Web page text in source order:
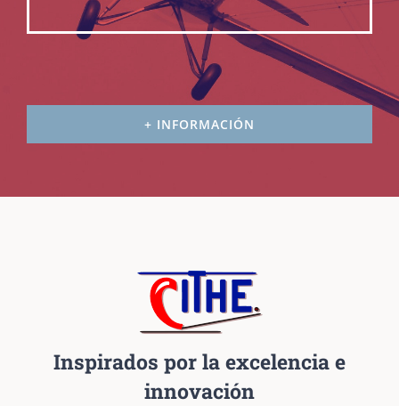
+ INFORMACIÓN
Inspirados por la excelencia e
innovación